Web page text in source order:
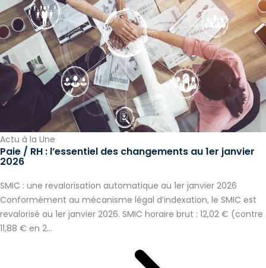
Actu à la Une
Paie / RH : l’essentiel des changements au 1er janvier
2026
SMIC : une revalorisation automatique au 1er janvier 2026
Conformément au mécanisme légal d’indexation, le SMIC est
revalorisé au 1er janvier 2026. SMIC horaire brut : 12,02 € (contre
11,88 € en 2...